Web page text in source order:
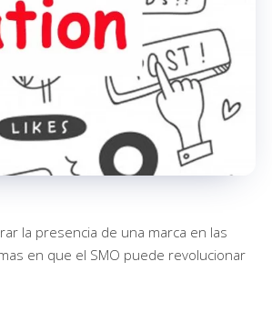
la presencia de una marca en las
en que el SMO puede revolucionar